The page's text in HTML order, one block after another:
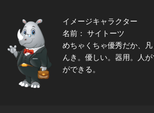
イメージキャラクター
名前： サイトーツ
めちゃくちゃ優秀だか、
んき。優しい。器用。人
ができる。